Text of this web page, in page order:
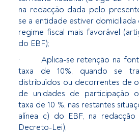
na redacção dada pelo
se a entidade estiver domiciliada
regime fiscal mais favorável
do EBF);
· Aplica-se retenção na
taxa de 10%, quando se
distribuídos ou decorrentes de
de unidades de participação
taxa de 10 %, nas restantes
alínea c) do EBF, na
Decreto-Lei);